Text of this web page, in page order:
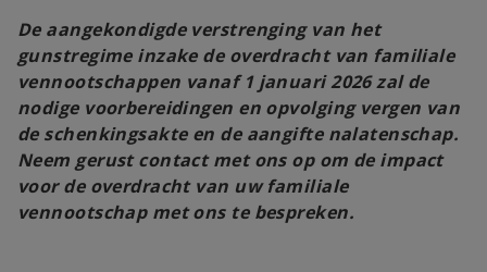
De aangekondigde verstrenging van het
gunstregime inzake de overdracht van familiale
vennootschappen vanaf 1 januari 2026 zal de
nodige voorbereidingen en opvolging vergen van
de schenkingsakte en de aangifte nalatenschap.
Neem gerust contact met ons op om de impact
voor de overdracht van uw familiale
vennootschap met ons te bespreken.